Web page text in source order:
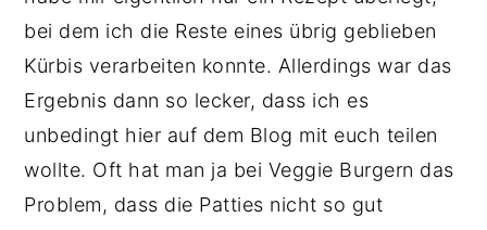
bei dem ich die Reste eines übrig geblieben
Kürbis verarbeiten konnte. Allerdings war das
Ergebnis dann so lecker, dass ich es
unbedingt hier auf dem Blog mit euch teilen
wollte. Oft hat man ja bei Veggie Burgern das
Problem, dass die Patties nicht so gut